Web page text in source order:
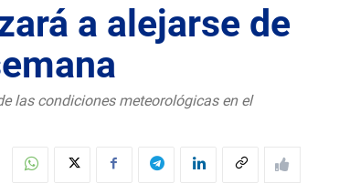
a alejarse de
las condiciones meteorológicas en el